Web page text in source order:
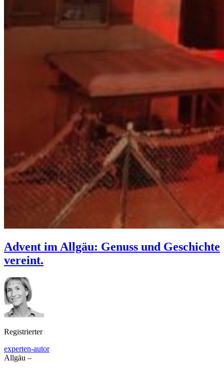
Advent im Allgäu: Genuss und Geschichte
vereint.
Registrierter
experten-autor
Allgäu –